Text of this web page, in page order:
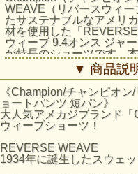
WEAVE（リバースウィ
たサステナブルなアメリ
材を使用した「
ウィーブ 9.4オンス ジャ
が特長のショーツです。
向に使用する「
の縮みを防ぐと同時に、
とで動きやすさに配慮し
たリラックスフィットで
様によって脱ぎ着をより
色合いが特長です。同素
ャツ（C3-D302）も展開
用もオススメです。
Item Number: C3-D502
シリーズ: メンズ/リバー
▼ 商品説
《Champion/チャンピオ
ョートパンツ 短パン》
大人気アメカジブランド
ウィーブショーツ！
REVERSE WEAVE
1934年に誕生したスウェ